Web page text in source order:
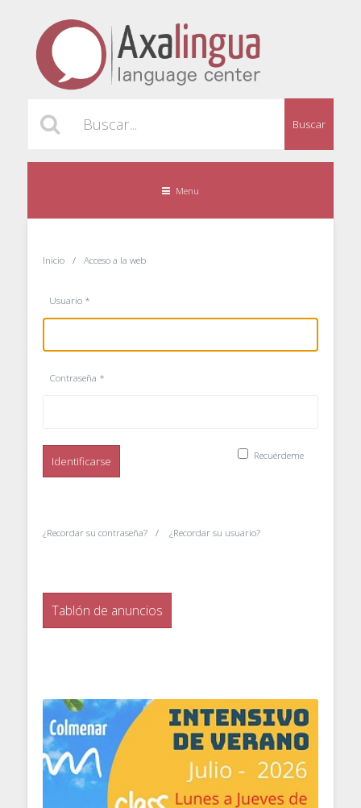
Buscar
Menu
Inicio Acceso a la web
Usuario*
Contraseña *
Recuérdeme
Identificarse
¿Recordar su contraseña? ¿Recordar su usuario?
Tablón de anuncios